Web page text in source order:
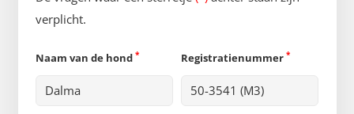
verplicht.
Naam van de hond * Registratienummer *